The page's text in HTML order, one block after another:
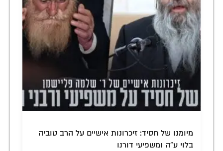
מיומנו של חסיד: זיכרונות אישיים על הרב טוביה
בלוי ע"ה ומשפיעי דורנו